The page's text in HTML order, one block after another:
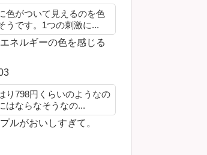
色がついて見えるのを色
うです。1つの刺激に...
ネルギーの色を感じる
り798円くらいのようなの
はならなそうなの...
ルがおいしすぎて。